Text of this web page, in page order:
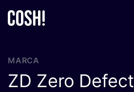
MARCA
ZD Zero